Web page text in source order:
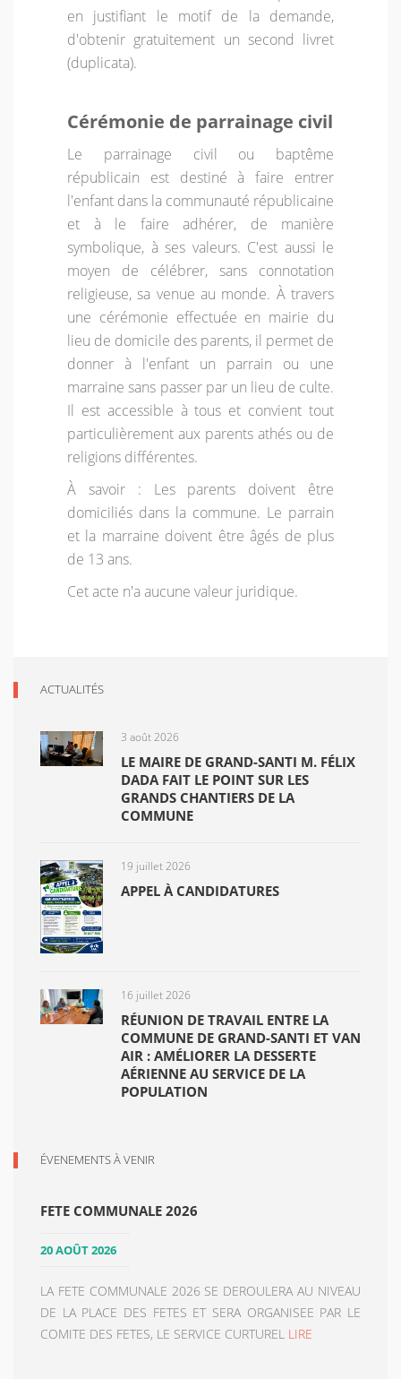
en justifiant le motif de la demande,
d'obtenir gratuitement un second livret
(duplicata).
Cérémonie de parrainage civil
Le parrainage civil ou baptême
républicain est destiné à faire entrer
l'enfant dans la communauté républicaine
et à le faire adhérer, de manière
symbolique, à ses valeurs. C'est aussi le
moyen de célébrer, sans connotation
religieuse, sa venue au monde. À travers
une cérémonie effectuée en mairie du
lieu de domicile des parents, il permet de
donner à l'enfant un parrain ou une
marraine sans passer par un lieu de culte.
Il est accessible à tous et convient tout
particulièrement aux parents athés ou de
religions différentes.
À savoir : Les parents doivent être
domiciliés dans la commune. Le parrain
et la marraine doivent être âgés de plus
de 13 ans.
Cet acte n'a aucune valeur juridique.
ACTUALITÉS
3 août 2026
LE MAIRE DE GRAND-SANTI M. FÉLIX
DADA FAIT LE POINT SUR LES
GRANDS CHANTIERS DE LA
COMMUNE
19 juillet 2026
APPEL À CANDIDATURES
16 juillet 2026
RÉUNION DE TRAVAIL ENTRE LA
COMMUNE DE GRAND-SANTI ET VAN
AIR : AMÉLIORER LA DESSERTE
AÉRIENNE AU SERVICE DE LA
POPULATION
ÉVENEMENTS À VENIR
FETE COMMUNALE 2026
20 AOÛT 2026
LA FETE COMMUNALE 2026 SE DEROULERA AU NIVEAU
DE LA PLACE DES FETES ET SERA ORGANISEE PAR LE
COMITE DES FETES, LE SERVICE CURTUREL LIRE